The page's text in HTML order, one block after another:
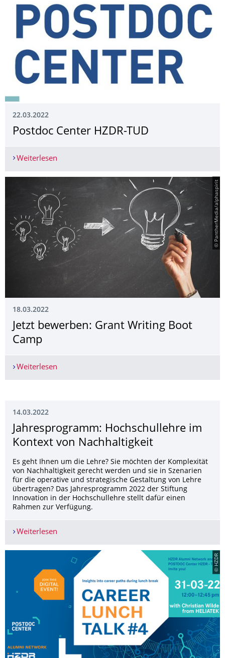
22.03.2022
Postdoc Center HZDR-TUD
Weiterlesen
© PantherMedia/alphaspirit
18.03.2022
Jetzt bewerben: Grant Writing Boot
Camp
Weiterlesen
14.03.2022
Jahresprogramm: Hochschullehre im
Kontext von Nachhaltigkeit
Es geht Ihnen um die Lehre? Sie möchten der Komplexität
von Nachhaltigkeit gerecht werden und sie in Szenarien
für die operative und strategische Gestaltung von Lehre
übertragen? Das Jahresprogramm 2022 der Stiftung
Innovation in der Hochschullehre stellt dafür einen
Rahmen zur Verfügung.
Weiterlesen
© HZDR